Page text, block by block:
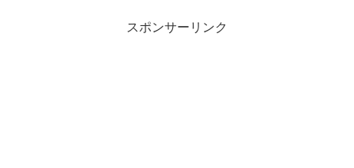
スポンサーリンク